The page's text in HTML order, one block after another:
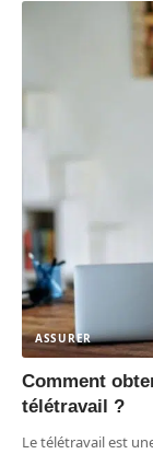
ASSURER
Comment
télétravail ?
Le télétravail est